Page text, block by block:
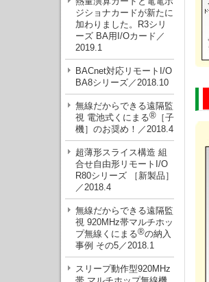
ジショナカードが新たに
加わりました。R3シリ
ーズ BA用I/Oカード／
2019.1
BACnet対応リモートI/O
BA8シリーズ／2018.10
無線だからできる遠隔監
視 電池式くにまる® ［子
機］のお奨め！／2018.4
超薄形スライス構造 組
合せ自由形リモートI/O
R80シリーズ ［新製品］
／2018.4
無線だからできる遠隔監
視 920MHz帯マルチホッ
プ無線くにまる®の納入
事例 その5／2018.1
スリープ動作型920MHz